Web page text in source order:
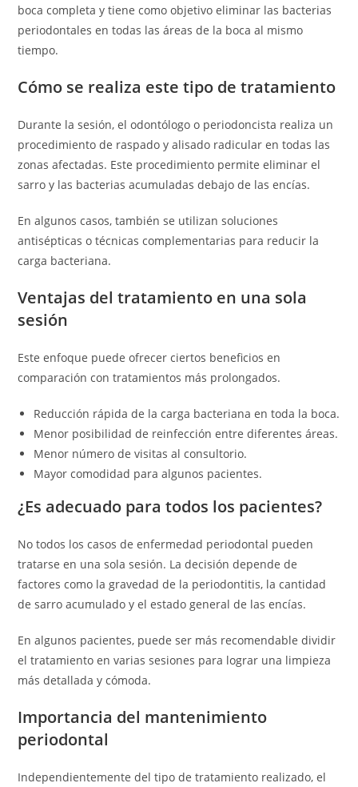
boca completa y tiene como objetivo eliminar las bacterias
periodontales en todas las áreas de la boca al mismo
tiempo.
Cómo se realiza este tipo de tratamiento
Durante la sesión, el odontólogo o periodoncista realiza un
procedimiento de raspado y alisado radicular en todas las
zonas afectadas. Este procedimiento permite eliminar el
sarro y las bacterias acumuladas debajo de las encías.
En algunos casos, también se utilizan soluciones
antisépticas o técnicas complementarias para reducir la
carga bacteriana.
Ventajas del tratamiento en una sola
sesión
Este enfoque puede ofrecer ciertos beneficios en
comparación con tratamientos más prolongados.
Reducción rápida de la carga bacteriana en toda la boca.
Menor posibilidad de reinfección entre diferentes áreas.
Menor número de visitas al consultorio.
Mayor comodidad para algunos pacientes.
¿Es adecuado para todos los pacientes?
No todos los casos de enfermedad periodontal pueden
tratarse en una sola sesión. La decisión depende de
factores como la gravedad de la periodontitis, la cantidad
de sarro acumulado y el estado general de las encías.
En algunos pacientes, puede ser más recomendable dividir
el tratamiento en varias sesiones para lograr una limpieza
más detallada y cómoda.
Importancia del mantenimiento
periodontal
Independientemente del tipo de tratamiento realizado, el